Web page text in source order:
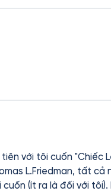
tôi cuốn "Chiếc
L.Friedman, tất cả
(ít ra là đối với